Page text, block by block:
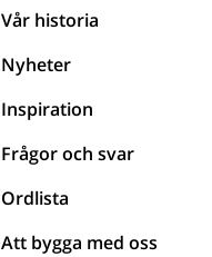
Vår historia
Nyheter
Inspiration
Frågor och svar
Ordlista
Att bygga med oss